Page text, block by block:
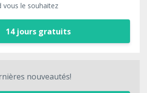
le souhaitez
14 jours gratuits
nouveautés!